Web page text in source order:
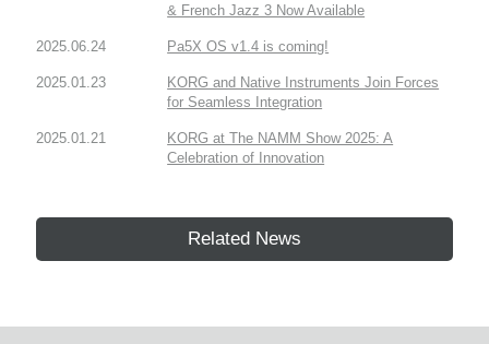
& French Jazz 3 Now Available
2025.06.24 Pa5X OS v1.4 is coming!
2025.01.23
KORG and Native Instruments Join Forces
for Seamless Integration
2025.01.21
KORG at The NAMM Show 2025: A
Celebration of Innovation
Related News